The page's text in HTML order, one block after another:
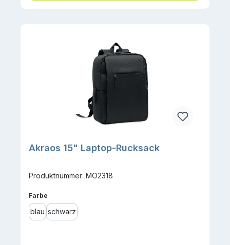
Akraos 15" Laptop-Rucksack
Produktnummer: MO2318
Farbe
blau schwarz